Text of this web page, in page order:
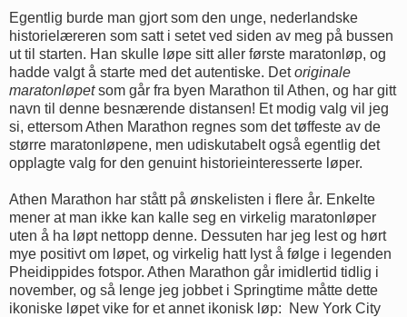
Egentlig burde man gjort som den unge, nederlandske
historielæreren som satt i setet ved siden av meg på bussen
ut til starten. Han skulle løpe sitt aller første maratonløp, og
hadde valgt å starte med det autentiske. Detoriginale
maratonløpetsom går fra byen Marathon til Athen, og har gitt
navn til denne besnærende distansen! Et modig valg vil jeg
si, ettersom Athen Marathon regnes som det tøffeste av de
større maratonløpene, men udiskutabelt også egentlig det
opplagte valg for den genuint historieinteresserte løper.
Athen Marathon har stått på ønskelisten i flere år. Enkelte
mener at man ikke kan kalle seg en virkelig maratonløper
uten å ha løpt nettopp denne. Dessuten har jeg lest og hørt
mye positivt om løpet, og virkelig hatt lyst å følge i legenden
Pheidippides fotspor. Athen Marathon går imidlertid tidlig i
november, og så lenge jeg jobbet i Springtime måtte dette
ikoniske løpet vike for et annet ikonisk løp: New York City